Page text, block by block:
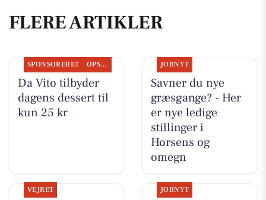
FLERE ARTIKLER
SPONSORERET OPSLAGSTAVLEN
Da Vito tilbyder
dagens dessert til
kun 25 kr
JOBNYT
Savner du nye
græsgange? - Her
er nye ledige
stillinger i
Horsens og
omegn
VEJRET JOBNYT